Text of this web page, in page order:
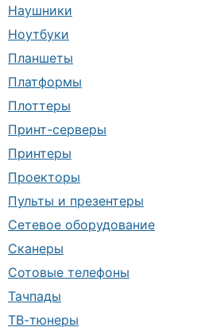
Наушники
Ноутбуки
Планшеты
Платформы
Плоттеры
Принт-серверы
Принтеры
Проекторы
Пульты и презентеры
Сетевое оборудование
Сканеры
Сотовые телефоны
Тачпады
ТВ-тюнеры